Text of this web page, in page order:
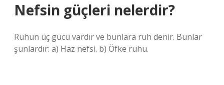
Nefsin güçleri nelerdir?
Ruhun üç gücü vardır ve bunlara ruh denir. Bunlar
şunlardır: a) Haz nefsi. b) Öfke ruhu.